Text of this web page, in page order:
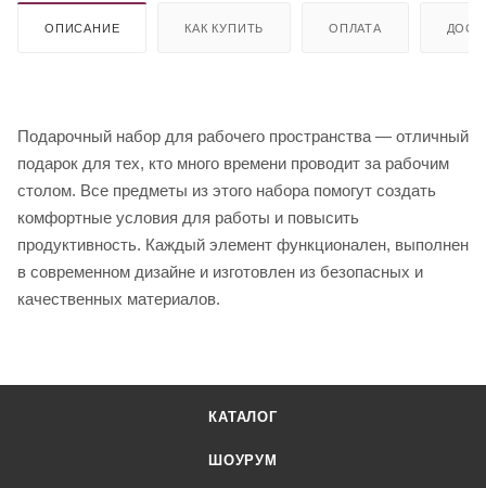
ОПИСАНИЕ КАК КУПИТЬ ОПЛАТА
Подарочный набор для рабочего пространства — отличный
подарок для тех, кто много времени проводит за рабочим
столом. Все предметы из этого набора помогут создать
комфортные условия для работы и повысить
продуктивность. Каждый элемент функционален, выполнен
в современном дизайне и изготовлен из безопасных и
качественных материалов.
КАТАЛОГ
ШОУРУМ